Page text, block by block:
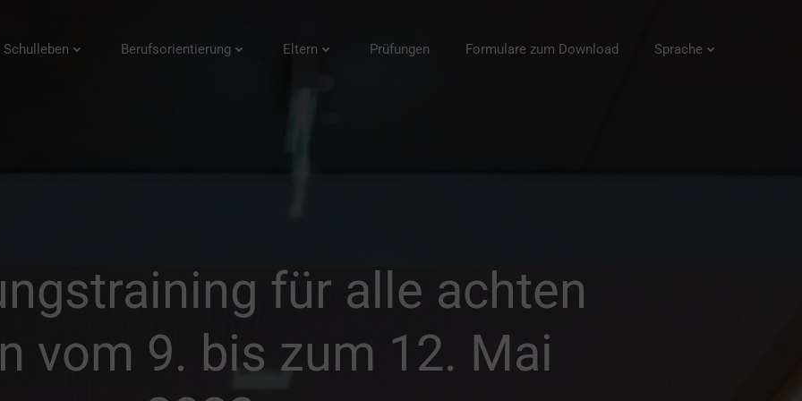
Schulleben Berufsorientierung Eltern Prüfungen Formulare zum Download Sprache
für alle achten
vom 9. bis zum 12. Mai